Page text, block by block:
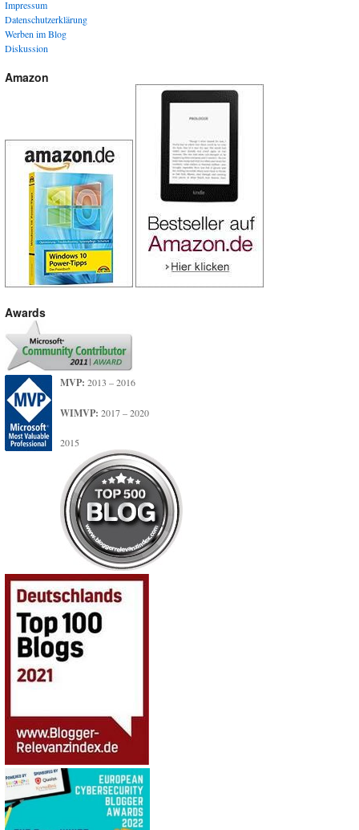
Impressum
Datenschutzerklärung
Werben im Blog
Diskussion
Amazon
Awards
MVP: 2013 – 2016
WIMVP: 2017 – 2020
2015